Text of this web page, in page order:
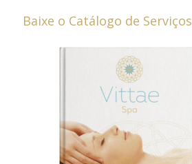
Baixe o Catálogo de Serviços